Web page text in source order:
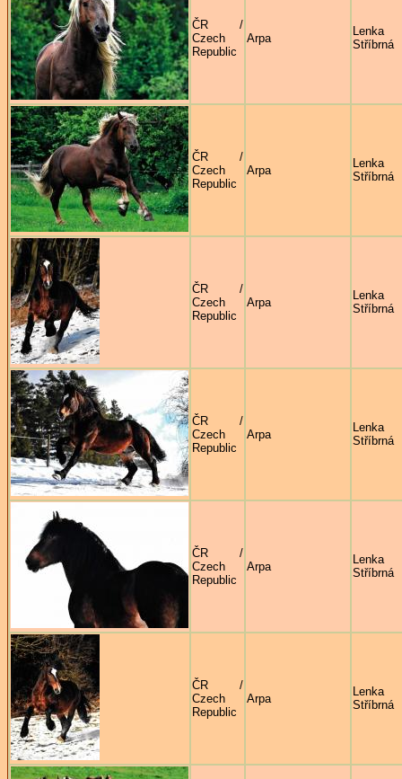
ČR /
Czech
Republic
Arpa
Lenka
Stříbrná
ČR /
Czech
Republic
Arpa
Lenka
Stříbrná
ČR /
Czech
Republic
Arpa
Lenka
Stříbrná
ČR /
Czech
Republic
Arpa
Lenka
Stříbrná
ČR /
Czech
Republic
Arpa
Lenka
Stříbrná
ČR /
Czech
Republic
Arpa
Lenka
Stříbrná